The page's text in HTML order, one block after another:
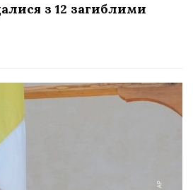
з 12 загиблими